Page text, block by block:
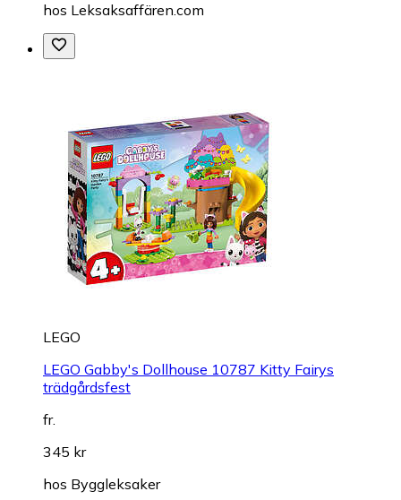
hos Leksaksaffären.com
LEGO
LEGO Gabby's Dollhouse 10787 Kitty Fairys
trädgårdsfest
fr.
345 kr
hos Byggleksaker